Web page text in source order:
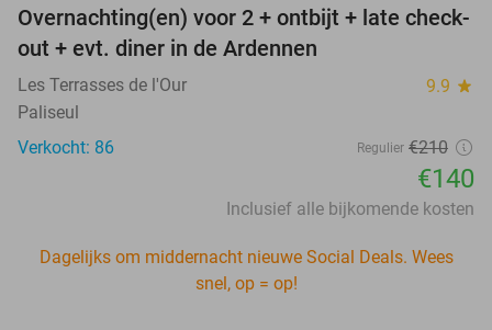
Overnachting(en) voor 2 + ontbijt + late check-
out + evt. diner in de Ardennen
Les Terrasses de l'Our 9.9 star
Paliseul
Verkocht: 86
Regulier €210
€140
Inclusief alle bijkomende kosten
Dagelijks om middernacht nieuwe Social Deals. Wees
snel, op = op!